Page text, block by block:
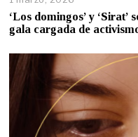
‘Los domingos’ y ‘Sirat’
gala cargada de